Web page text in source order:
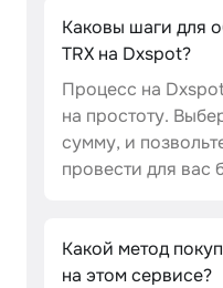
Каковы шаги для
TRX на Dxspot?
Процесс на
на простоту.
сумму, и
провести для вас
Какой метод
на этом сервисе?